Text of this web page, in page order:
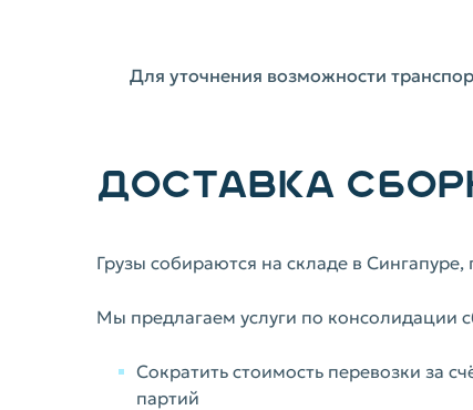
Для уточнения возможности
ДОСТАВКА
Грузы собираются на складе в
Мы предлагаем услуги по консолидации
Сократить стоимость перевозки за
партий